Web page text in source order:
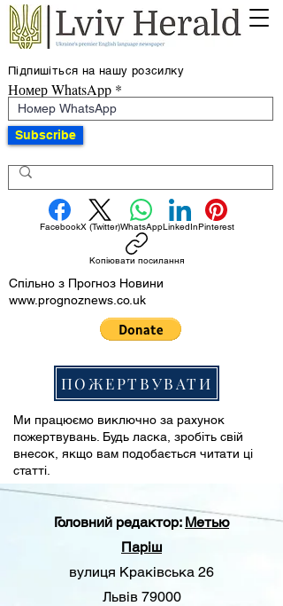
Підпишіться на нашу розсилку
Номер WhatsApp
Subscribe
FacebookX (Twitter)WhatsAppLinkedInPinterest
Копіювати посилання
Спільно з Прогноз Новини
www.prognoznews.co.uk
ПОЖЕРТВУВАТИ
Ми працюємо виключно за рахунок
пожертвувань. Будь ласка, зробіть свій
внесок, якщо вам подобається читати ці
статті.
Головний редактор: Метью
Паріш
вулиця Краківська 26
Львів 79000